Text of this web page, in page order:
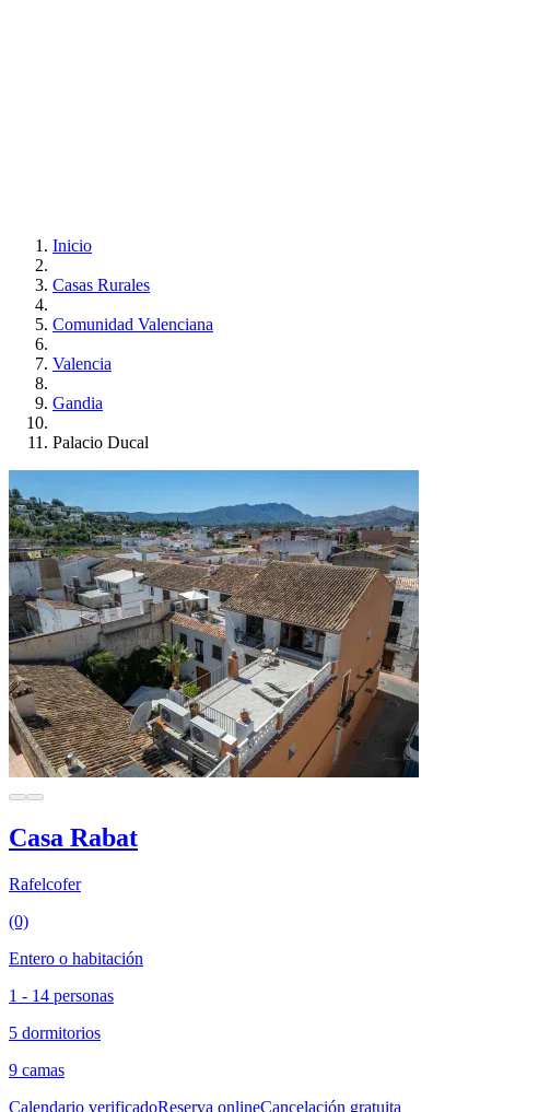
Inicio
Casas Rurales
Comunidad Valenciana
Valencia
Gandia
Palacio Ducal
Casa Rabat
Rafelcofer
(0)
Entero o habitación
1 - 14 personas
5 dormitorios
9 camas
Calendario verificadoReserva onlineCancelación gratuita